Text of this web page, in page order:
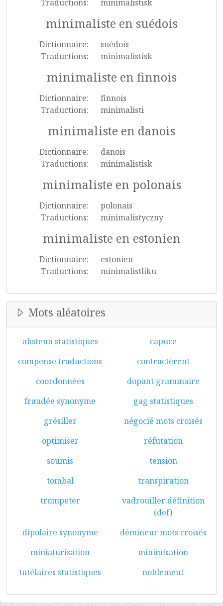
Traductions:
minimalistisk
minimaliste en suédois
Dictionnaire:
suédois
Traductions:
minimalistisk
minimaliste en finnois
Dictionnaire:
finnois
Traductions:
minimalisti
minimaliste en danois
Dictionnaire:
danois
Traductions:
minimalistisk
minimaliste en polonais
Dictionnaire:
polonais
Traductions:
minimalistyczny
minimaliste en estonien
Dictionnaire:
estonien
Traductions:
minimalistliku
Mots aléatoires
abstenu statistiques
capuce
compense traductions
contractèrent
coordonnées
dopant grammaire
fraudée synonyme
gag statistiques
grésiller
négocié mots croisés
optimiser
réfutation
soumis
tension
tombal
transpiration
trompeter
vadrouiller définition
(def)
dipolaire synonyme
démineur mots croisés
miniaturisation
minimisation
tutélaires statistiques
noblement